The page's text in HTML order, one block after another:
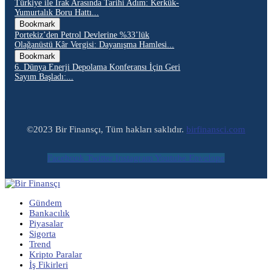
Türkiye ile Irak Arasında Tarihi Adım: Kerkük-
Yumurtalık Boru Hattı...
Bookmark
Portekiz’den Petrol Devlerine %33’lük
Olağanüstü Kâr Vergisi: Dayanışma Hamlesi...
Bookmark
6. Dünya Enerji Depolama Konferansı İçin Geri
Sayım Başladı:...
©2023 Bir Finansçı, Tüm hakları saklıdır. birfinansci.com
Facebook Twitter Instagram Youtube Envelope
Gündem
Bankacılık
Piyasalar
Sigorta
Trend
Kripto Paralar
İş Fikirleri